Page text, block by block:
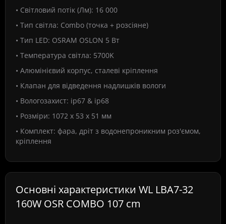
• Світловий потік (Лм): 16 000
• Тип світла: Combo (точка + розсіяне)
• Тип LED: OSRAM OSLON 5 Вт
• Температура світла: 5700K
• Алюмінієвий корпус, сталеві кріплення
• Клапан для відведення надлишків вологи
• Вологозахист: ip67 & ip68
• Розміри: 1072 х 53 х 51 мм
• Комплект: фара, дріт з водонепроникним роз'ємом,
кріплення
Основні характеристики WL LBA7-32
160W OSR COMBO 107 cm